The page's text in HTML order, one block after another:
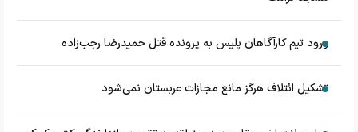
ورود تیم کارآگاهان پلیس به پرونده قتل حمیدرضا رجب‌زاده
تشکیل ائتلاف هرگز مانع مجازات عربستان نمی‌شود